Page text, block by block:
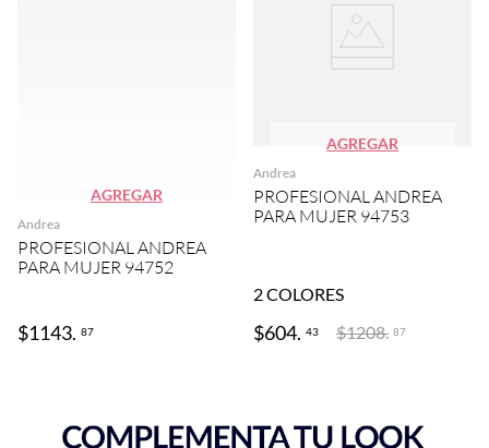
AGREGAR
Andrea
PROFESIONAL ANDREA
PARA MUJER 94752
$1143. 87
AGREGAR
Andrea
PROFESIONAL ANDREA
PARA MUJER 94753
2COLORES
$604. 43 $1208. 87